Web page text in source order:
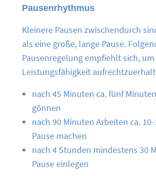
Pausenrhythmus
Kleinere Pausen zwischendurch
als eine große, lange Pause.
Pausenregelung empfiehlt sich,
Leistungsfähigkeit
nach 45 Minuten ca. fünf
gönnen
nach 90 Minuten Arbeiten ca.
Pause machen
nach 4 Stunden mindestens 30
Pause einlegen